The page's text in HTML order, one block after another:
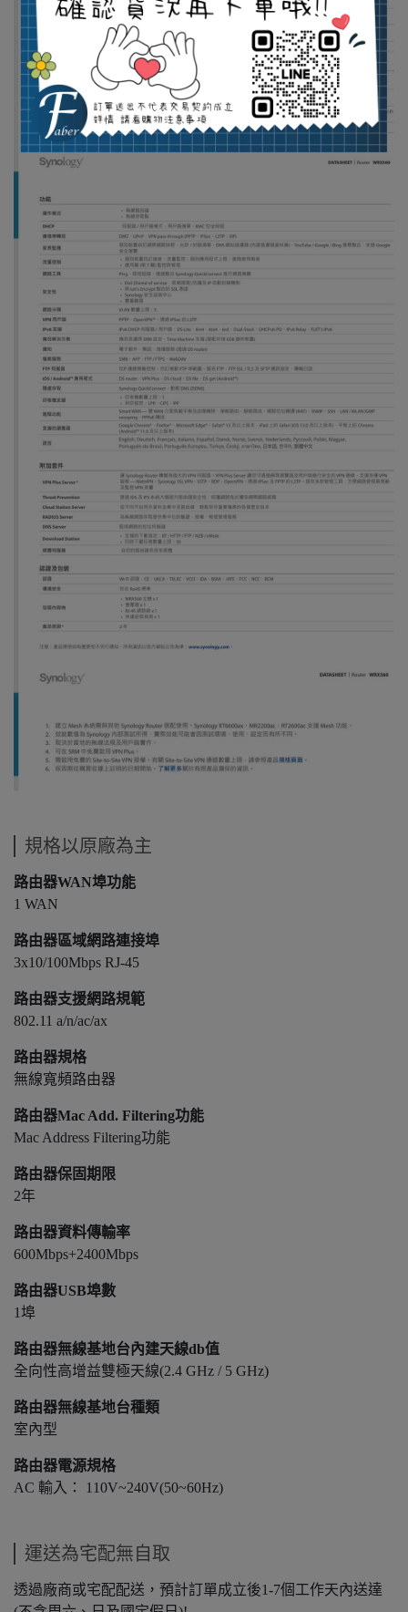
規格以原廠為主
路由器WAN埠功能
1 WAN
路由器區域網路連接埠
3x10/100Mbps RJ-45
路由器支援網路規範
802.11 a/n/ac/ax
路由器規格
無線寬頻路由器
路由器Mac Add. Filtering功能
Mac Address Filtering功能
路由器保固期限
2年
路由器資料傳輸率
600Mbps+2400Mbps
路由器USB埠數
1埠
路由器無線基地台內建天線db值
全向性高增益雙極天線(2.4 GHz / 5 GHz)
路由器無線基地台種類
室內型
路由器電源規格
AC 輸入： 110V~240V(50~60Hz)
運送為宅配無自取
透過廠商或宅配配送，預計訂單成立後1-7個工作天內送達